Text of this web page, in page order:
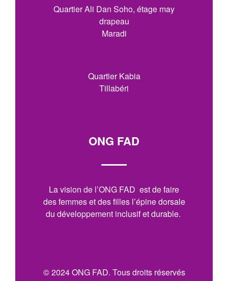
Quartier Ali Dan Soho, étage may
drapeau
Maradi
Quartier Kabia
Tillabéri
ONG FAD
La vision de l’ONG FAD est de faire
des femmes et des filles l’épine dorsale
du développement inclusif et durable.
© 2024 ONG FAD. Tous droits réservés